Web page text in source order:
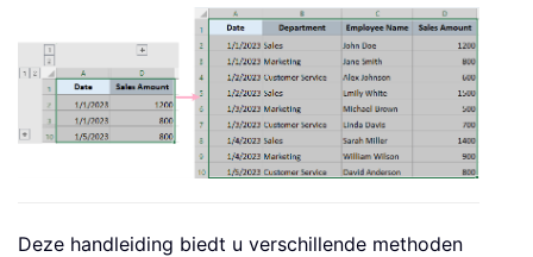
Deze handleiding biedt u verschillende methoden